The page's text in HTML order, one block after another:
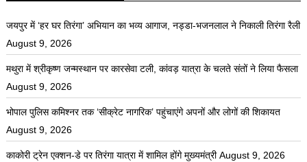
जयपुर में ‘हर घर तिरंगा’ अभियान का भव्य आगाज, नड्डा-भजनलाल ने निकाली तिरंगा रैली
August 9, 2026
मथुरा में श्रीकृष्ण जन्मस्थान पर कारसेवा टली, कांवड़ यात्रा के चलते संतों ने लिया फैसला
August 9, 2026
भोपाल पुलिस कमिश्नर तक ‘सीक्रेट नागरिक’ पहुंचाएंगे अपनों और लोगों की शिकायत
August 9, 2026
काकोरी ट्रेन एक्शन-डे पर तिरंगा यात्रा में शामिल होंगे मुख्यमंत्री August 9, 2026